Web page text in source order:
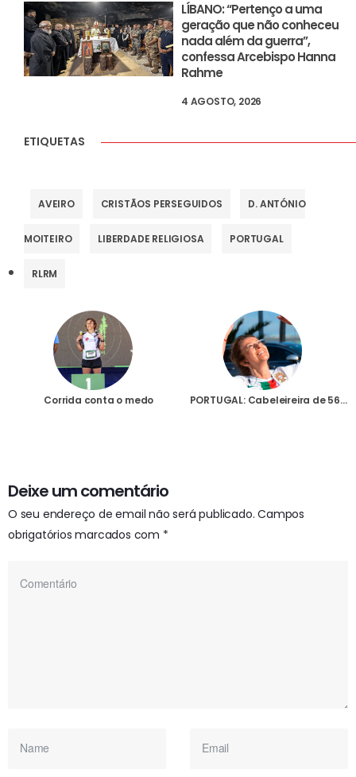
LÍBANO: “Pertenço a uma
geração que não conheceu
nada além da guerra”,
confessa Arcebispo Hanna
Rahme
4 AGOSTO, 2026
ETIQUETAS
AVEIRO CRISTÃOS PERSEGUIDOS D. ANTÓNIO
MOITEIRO LIBERDADE RELIGIOSA PORTUGAL
RLRM
Corrida conta o medo PORTUGAL: Cabeleireira de 56 anos vai participar numa corrida em Lisboa para salvar vidas em Cabo Delgado
Deixe um comentário
O seu endereço de email não será publicado. Campos
obrigatórios marcados com *